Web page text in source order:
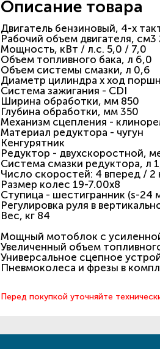
Описание товара
Двигатель бензиновый, 4-х
Рабочий объем двигателя, см3
Мощность, кВт / л.с. 5,0 / 7,0
Объем топливного бака, л 6,0
Объем системы смазки, л 0,6
Диаметр цилиндра х ход
Система зажигания - CDI
Ширина обработки, мм 850
Глубина обработки, мм 350
Механизм сцепления -
Материал редуктора - чугун
Кенгурятник
Редуктор - двухскоростной,
Система смазки редуктора, л
Число скоростей: 4 вперед / 2
Размер колес 19-7.00х8
Cтупица - шестигранник (s-24
Регулировка руля в
Вес, кг 84
Мощный мотоблок с
Увеличенный объем
Универсальное сцепное
Пневмоколеса и фрезы в
Перед покупкой уточняйте